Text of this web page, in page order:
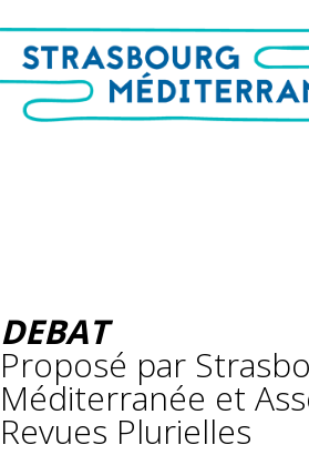
DEBAT
Proposé par
Méditerranée et
Revues Plurielles